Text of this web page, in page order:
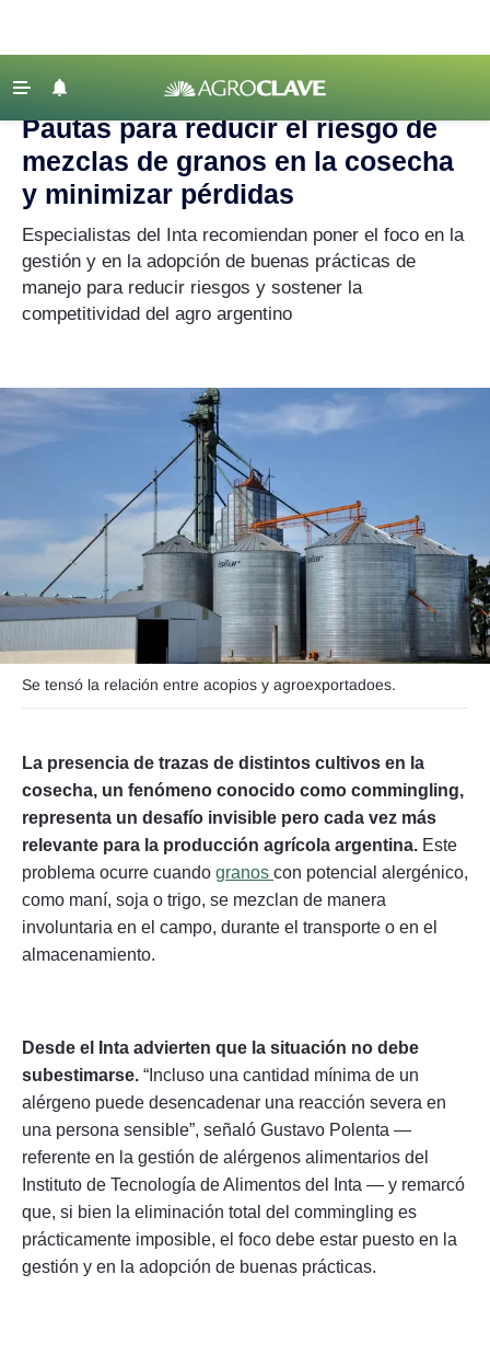
Agricultura
Ganadería
Lechería
Tecnología
Maquinaria agrícola
Clima
Seguinos
‹ VOLVER
Agroclave Agricultura | granos
Pautas para reducir el riesgo de
mezclas de granos en la cosecha
y minimizar pérdidas
Especialistas del Inta recomiendan poner el foco en la
gestión y en la adopción de buenas prácticas de
manejo para reducir riesgos y sostener la
competitividad del agro argentino
Se tensó la relación entre acopios y agroexportadoes.
La presencia de trazas de distintos cultivos en la
cosecha, un fenómeno conocido como commingling,
representa un desafío invisible pero cada vez más
relevante para la producción agrícola argentina. Este
problema ocurre cuando granos con potencial alergénico,
como maní, soja o trigo, se mezclan de manera
involuntaria en el campo, durante el transporte o en el
almacenamiento.
Desde el Inta advierten que la situación no debe
subestimarse. “Incluso una cantidad mínima de un
alérgeno puede desencadenar una reacción severa en
una persona sensible”, señaló Gustavo Polenta —
referente en la gestión de alérgenos alimentarios del
Instituto de Tecnología de Alimentos del Inta — y remarcó
que, si bien la eliminación total del commingling es
prácticamente imposible, el foco debe estar puesto en la
gestión y en la adopción de buenas prácticas.